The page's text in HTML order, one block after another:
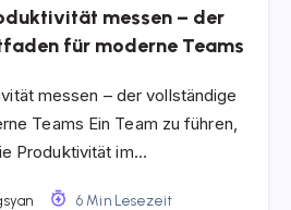
messen – der
für moderne Teams
messen – der vollständige
Teams Ein Team zu führen,
Produktivität im…
6 Min Lesezeit